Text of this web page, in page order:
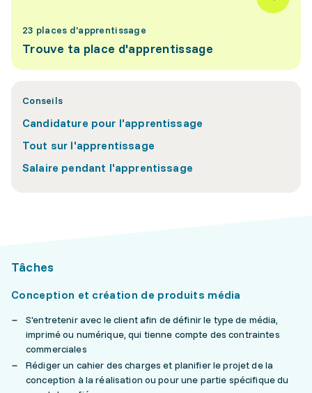
23 places d'apprentissage
Trouve ta place d'apprentissage
Conseils
Candidature pour l'apprentissage
Tout sur l'apprentissage
Salaire pendant l'apprentissage
Tâches
Conception et création de produits média
S'entretenir avec le client afin de définir le type de média,
imprimé ou numérique, qui tienne compte des contraintes
commerciales
Rédiger un cahier des charges et planifier le projet de la
conception à la réalisation ou pour une partie spécifique du